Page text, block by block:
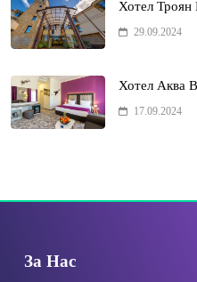
Хотел Троян
29.09.2024
Хотел Аква
17.09.2024
За Нас